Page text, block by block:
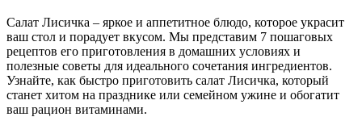
Салат Лисичка – яркое и аппетитное блюдо, которое украсит
ваш стол и порадует вкусом. Мы представим 7 пошаговых
рецептов его приготовления в домашних условиях и
полезные советы для идеального сочетания ингредиентов.
Узнайте, как быстро приготовить салат Лисичка, который
станет хитом на празднике или семейном ужине и обогатит
ваш рацион витаминами.